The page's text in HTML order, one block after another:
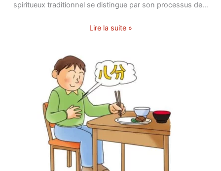
spiritueux traditionnel se distingue par son processus de…
Lire la suite »